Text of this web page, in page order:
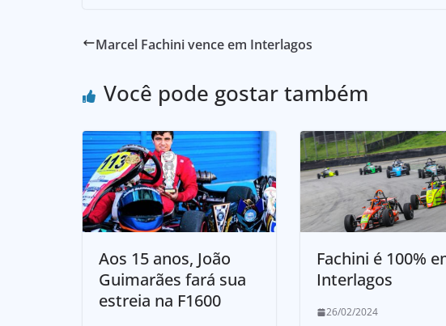
Marcel Fachini vence em Interlagos
Você pode gostar também
Aos 15 anos, João
Guimarães fará sua
estreia na F1600
Fachini é 100%
Interlagos
26/02/2024